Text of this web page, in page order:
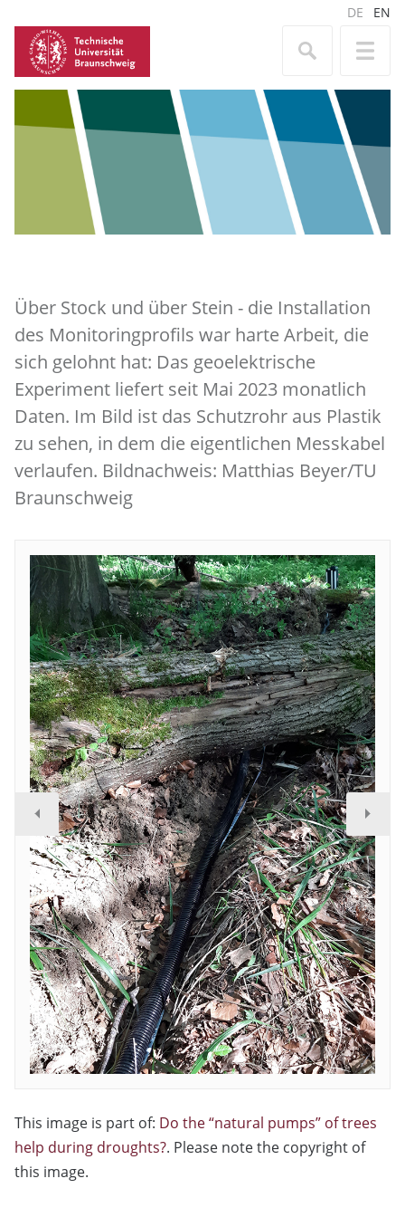
DE EN
Über Stock und über Stein - die Installation
des Monitoringprofils war harte Arbeit, die
sich gelohnt hat: Das geoelektrische
Experiment liefert seit Mai 2023 monatlich
Daten. Im Bild ist das Schutzrohr aus Plastik
zu sehen, in dem die eigentlichen Messkabel
verlaufen. Bildnachweis: Matthias Beyer/TU
Braunschweig
This image is part of: Do the “natural pumps” of trees
help during droughts?. Please note the copyright of
this image.